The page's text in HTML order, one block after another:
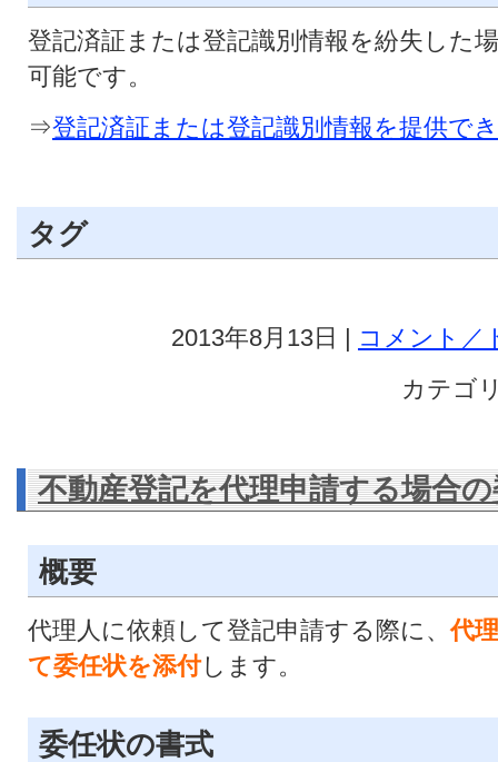
登記済証または登記識別情報を紛失した
可能です。
⇒登記済証または登記識別情報を提供で
タグ
2013年8月13日 | コメント／
カテゴ
不動産登記を代理申請する場合
概要
代理人に依頼して登記申請する際に、代
て委任状を添付します。
委任状の書式